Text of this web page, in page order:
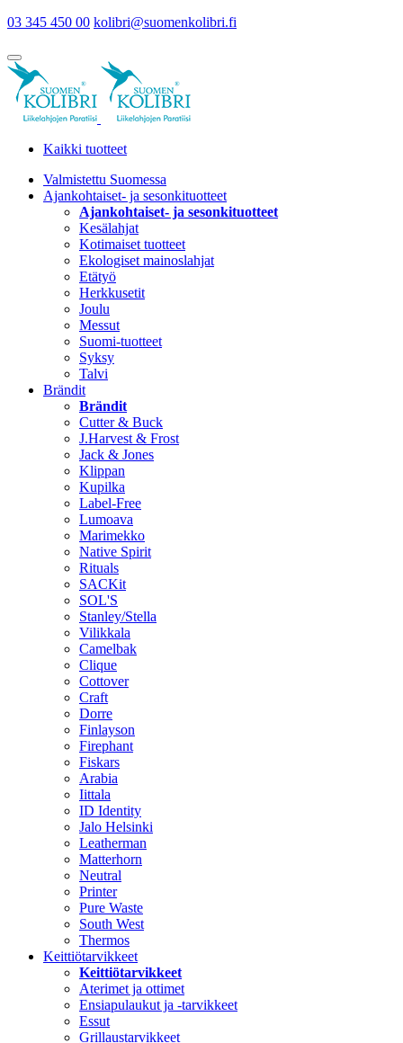
03 345 450 00 kolibri@suomenkolibri.fi
Kaikki tuotteet
Valmistettu Suomessa
Ajankohtaiset- ja sesonkituotteet
Ajankohtaiset- ja sesonkituotteet
Kesälahjat
Kotimaiset tuotteet
Ekologiset mainoslahjat
Etätyö
Herkkusetit
Joulu
Messut
Suomi-tuotteet
Syksy
Talvi
Brändit
Brändit
Cutter & Buck
J.Harvest & Frost
Jack & Jones
Klippan
Kupilka
Label-Free
Lumoava
Marimekko
Native Spirit
Rituals
SACKit
SOL'S
Stanley/Stella
Vilikkala
Camelbak
Clique
Cottover
Craft
Dorre
Finlayson
Firephant
Fiskars
Arabia
Iittala
ID Identity
Jalo Helsinki
Leatherman
Matterhorn
Neutral
Printer
Pure Waste
South West
Thermos
Keittiötarvikkeet
Keittiötarvikkeet
Aterimet ja ottimet
Ensiapulaukut ja -tarvikkeet
Essut
Grillaustarvikkeet